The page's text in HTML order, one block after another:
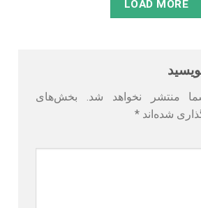
LOAD MORE
منتشر نخواهد شد.
بخش‌های
شده‌اند*